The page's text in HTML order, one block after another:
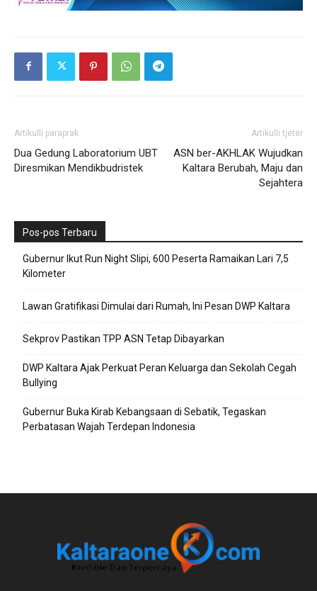
Artikulli paraprak
Dua Gedung Laboratorium UBT
Diresmikan Mendikbudristek
Artikulli tjetër
ASN ber-AKHLAK Wujudkan
Kaltara Berubah, Maju dan
Sejahtera
Pos-pos Terbaru
Gubernur Ikut Run Night Slipi, 600 Peserta Ramaikan Lari 7,5
Kilometer
Lawan Gratifikasi Dimulai dari Rumah, Ini Pesan DWP Kaltara
Sekprov Pastikan TPP ASN Tetap Dibayarkan
DWP Kaltara Ajak Perkuat Peran Keluarga dan Sekolah Cegah
Bullying
Gubernur Buka Kirab Kebangsaan di Sebatik, Tegaskan
Perbatasan Wajah Terdepan Indonesia